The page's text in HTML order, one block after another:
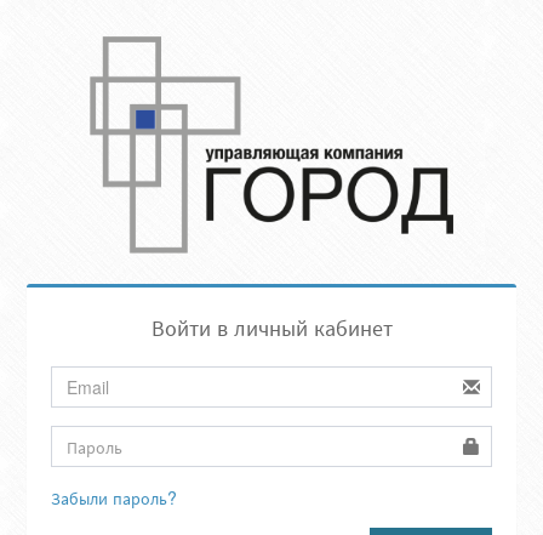
Войти в личный кабинет
Забыли пароль?